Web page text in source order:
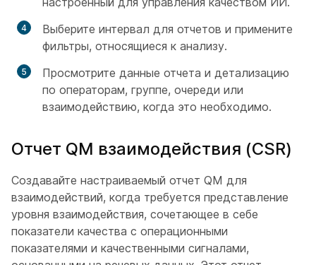
Выберите интервал для отчетов и примените
фильтры, относящиеся к анализу.
Просмотрите данные отчета и детализацию
по операторам, группе, очереди или
взаимодействию, когда это необходимо.
Отчет QM взаимодействия (CSR)
Создавайте настраиваемый отчет QM для
взаимодействий, когда требуется представление
уровня взаимодействия, сочетающее в себе
показатели качества с операционными
показателями и качественными сигналами,